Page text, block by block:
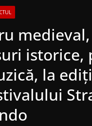
medieval,
istorice,
la